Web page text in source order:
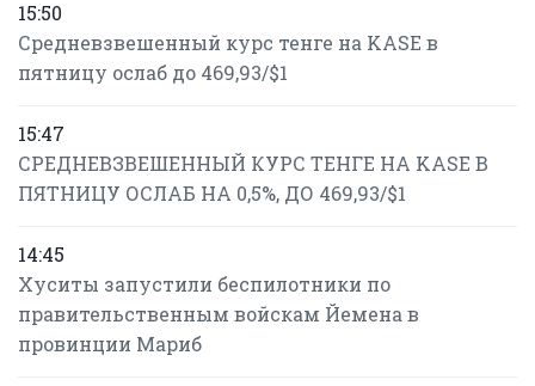
15:50
Средневзвешенный курс тенге на KASE в
пятницу ослаб до 469,93/$1
15:47
СРЕДНЕВЗВЕШЕННЫЙ КУРС ТЕНГЕ НА KASE В
ПЯТНИЦУ ОСЛАБ НА 0,5%, ДО 469,93/$1
14:45
Хуситы запустили беспилотники по
правительственным войскам Йемена в
провинции Мариб